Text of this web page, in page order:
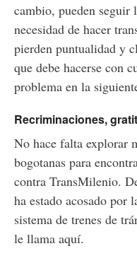
cambio, pueden seguir
necesidad de hacer
pierden puntualidad y
que debe hacerse con
problema en la
Recriminaciones,
No hace falta explorar
bogotanas para
contra TransMilenio.
ha estado acosado por
sistema de trenes de
le llama aquí.